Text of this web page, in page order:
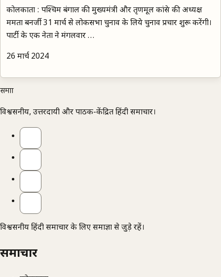
कोलकाता : पश्‍चिम बंगाल की मुख्यमंत्री और तृणमूल कांग्रेस की अध्यक्ष
ममता बनर्जी 31 मार्च से लोकसभा चुनाव के लिये चुनाव प्रचार शुरू करेंगी।
पार्टी के एक नेता ने मंगलवार …
26 मार्च 2024
समाज्ञा
विश्वसनीय, उत्तरदायी और पाठक-केंद्रित हिंदी समाचार।
विश्वसनीय हिंदी समाचार के लिए समाज्ञा से जुड़े रहें।
समाचार